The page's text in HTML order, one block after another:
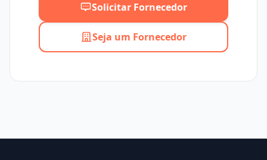
Solicitar Fornecedor
Seja um Fornecedor